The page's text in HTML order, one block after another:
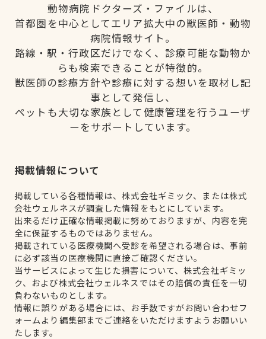
動物病院ドクターズ・ファイルは、
首都圏を中心としてエリア拡大中の獣医師・動物
病院情報サイト。
路線・駅・行政区だけでなく、診療可能な動物か
らも検索できることが特徴的。
獣医師の診療方針や診療に対する想いを取材し記
事として発信し、
ペットも大切な家族として健康管理を行うユーザ
ーをサポートしています。
掲載情報について
掲載している各種情報は、株式会社ギミック、または株式
会社ウェルネスが調査した情報をもとにしています。
出来るだけ正確な情報掲載に努めておりますが、内容を完
全に保証するものではありません。
掲載されている医療機関へ受診を希望される場合は、事前
に必ず該当の医療機関に直接ご確認ください。
当サービスによって生じた損害について、株式会社ギミッ
ク、および株式会社ウェルネスではその賠償の責任を一切
負わないものとします。
情報に誤りがある場合には、お手数ですがお問い合わせフ
ォームより編集部までご連絡をいただけますようお願いい
たします。